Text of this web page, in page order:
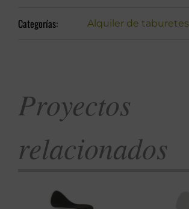
Categorías: Alquiler de taburetes
Proyectos
relacionados